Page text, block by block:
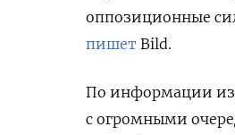
оппозиционные
пишет Bild.
По информации
с огромными